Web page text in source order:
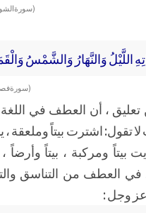
( سورة الشورى
اللَّيْلُ وَالنَّهَارُ وَالشَّمْسُ
( سورة فصلت
تعليق ، أن العطف في
لا تقول: اشترت بيتاً وملعقة ،
بيتاً ومركبة ، بيتاً وأرضاً
في العطف من التناسق
عز وجل :